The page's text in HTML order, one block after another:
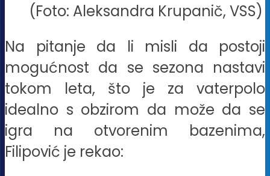
(Foto: Aleksandra Krupanič, VSS)
Na pitanje da li misli da postoji
mogućnost da se sezona nastavi
tokom leta, što je za vaterpolo
idealno s obzirom da može da se
igra na otvorenim bazenima,
Filipović je rekao: